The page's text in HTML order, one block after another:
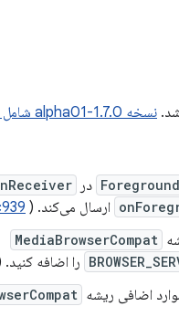
نسخه 1.7.0-alpha01 شامل این کامیت‌ها است.
در
ارسال می‌کند. (
MediaBrowserCompat
را اضافه کنید.
اضافی ریشه